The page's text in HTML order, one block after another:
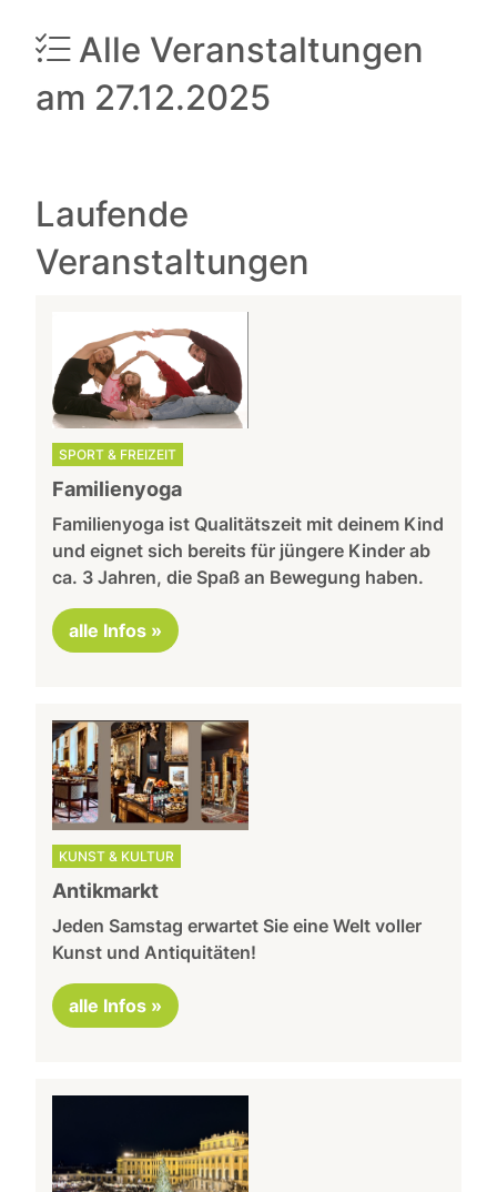
Alle Veranstaltungen
am 27.12.2025
Laufende
Veranstaltungen
SPORT & FREIZEIT
Familienyoga
Familienyoga ist Qualitätszeit mit deinem Kind
und eignet sich bereits für jüngere Kinder ab
ca. 3 Jahren, die Spaß an Bewegung haben.
alle Infos »
KUNST & KULTUR
Antikmarkt
Jeden Samstag erwartet Sie eine Welt voller
Kunst und Antiquitäten!
alle Infos »